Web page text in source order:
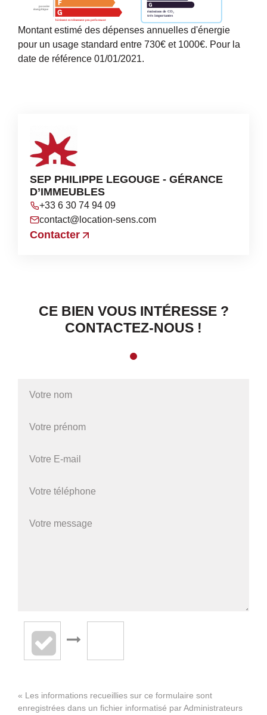
Montant estimé des dépenses annuelles d'énergie
pour un usage standard entre 730€ et 1000€. Pour la
date de référence 01/01/2021.
SEP PHILIPPE LEGOUGE - GÉRANCE
D’IMMEUBLES
+33 6 30 74 94 09
contact@location-sens.com
Contacter
CE BIEN VOUS INTÉRESSE ?
CONTACTEZ-NOUS !
« Les informations recueillies sur ce formulaire sont
enregistrées dans un fichier informatisé par Administrateurs